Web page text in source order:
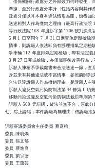
，僅係攸關行政處分之外部效力何時發生
準據，至於行政處分本身（包括內容與其
政處分僅以其本身有違法情形為限，始得
送達相對人作為撤銷之理由（最高行政法院
等行政法院 108  年度訴字第 1706 號判決
5 月 1  日至同年 7  月 31 日應實施定期檢
情事，則訴願人依法即負有辦理排氣定期
爭車輛 112  年度排氣定期檢驗，即有法定
3 月 27 日完成檢驗，亦僅屬事後改善行為
訴願人陳稱系爭裁處書未合法送達一節，
身並未有其他違法或不當情事，參照前開
合法送達訴願人作為撤銷理由，是訴願人
訴願人違反空氣污染防制法第 44 條第 1  項
移動污染源違反空氣污染防制法裁罰準則第 7
訴願人 500  元罰鍰，於法並無不合，原處分
七、綜上論結，本件訴願為無理由，依訴願法
訴願審議委員會主任委員  蔡庭榕
委員  陳明燦
委員  張文郁
委員  蔡進良
委員  劉宗德
委員  王藹芸